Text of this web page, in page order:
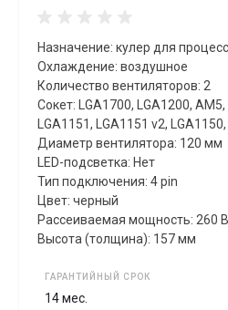
Назначение: кулер для
Охлаждение: воздушное
Количество вентиляторов: 2
Сокет: LGA1700, LGA1200,
LGA1151, LGA1151 v2,
Диаметр вентилятора: 120 мм
LED-подсветка: Нет
Тип подключения: 4 pin
Цвет: черный
Рассеиваемая мощность: 260
Высота (толщина): 157 мм
ГАРАНТИЙНЫЙ СРОК
14 мес.